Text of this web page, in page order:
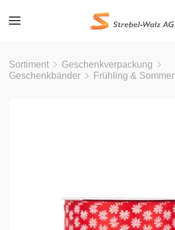
Sortiment
Geschenkverpackung
Geschenkbänder
Frühling & Sommer